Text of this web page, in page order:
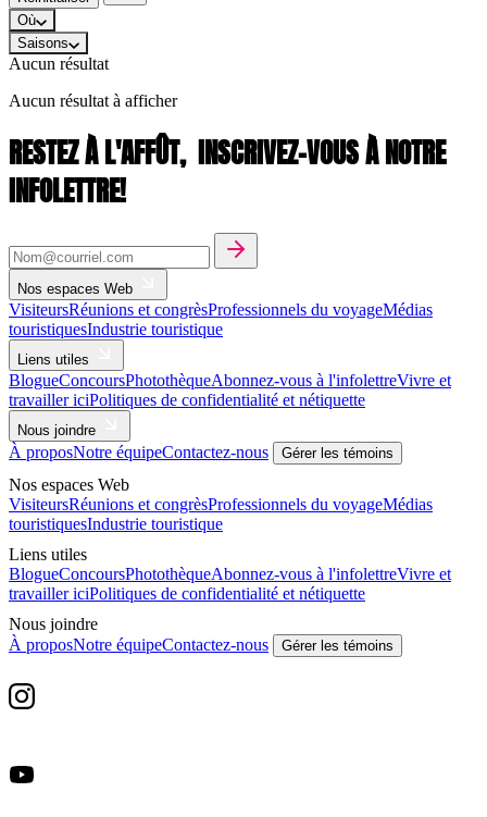
Où
Saisons
Aucun résultat
Aucun résultat à afficher
RESTEZ À L'AFFÛT, INSCRIVEZ-VOUS À NOTRE
INFOLETTRE!
Nos espaces Web
VisiteursRéunions et congrèsProfessionnels du voyageMédias
touristiquesIndustrie touristique
Liens utiles
BlogueConcoursPhotothèqueAbonnez-vous à l'infolettreVivre et
travailler iciPolitiques de confidentialité et nétiquette
Nous joindre
À proposNotre équipeContactez-nous Gérer les témoins
Nos espaces Web
VisiteursRéunions et congrèsProfessionnels du voyageMédias
touristiquesIndustrie touristique
Liens utiles
BlogueConcoursPhotothèqueAbonnez-vous à l'infolettreVivre et
travailler iciPolitiques de confidentialité et nétiquette
Nous joindre
À proposNotre équipeContactez-nous Gérer les témoins